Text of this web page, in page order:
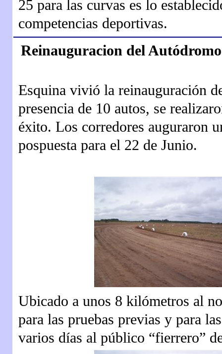
25 para las curvas es lo
competencias deportivas.
Reinauguracion del Autódromo
Esquina vivió la reinauguración
presencia de 10 autos, se
éxito. Los corredores auguraron
pospuesta para el 22 de Junio.
Ubicado a unos 8 kilómetros al
para las pruebas previas y para
varios días al público “fierrero”